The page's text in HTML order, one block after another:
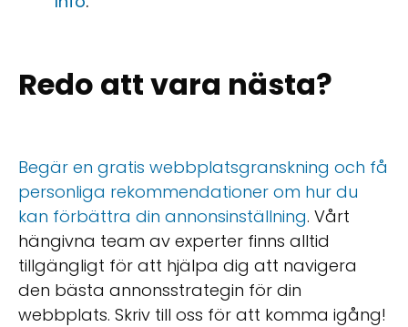
Redo att vara nästa?
Begär en gratis webbplatsgranskning och få
personliga rekommendationer om hur du
kan förbättra din annonsinställning. Vårt
hängivna team av experter finns alltid
tillgängligt för att hjälpa dig att navigera
den bästa annonsstrategin för din
webbplats. Skriv till oss för att komma igång!